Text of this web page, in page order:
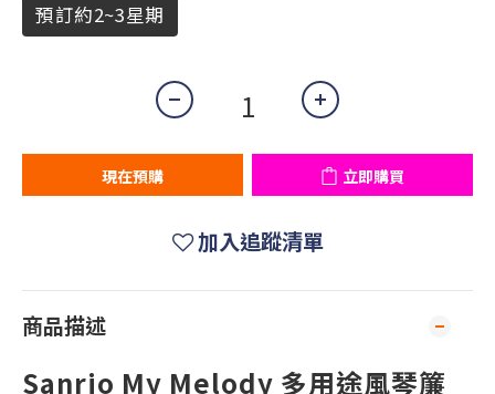
預訂約2~3星期
現在預購 立即購買
加入追蹤清單
商品描述
Sanrio My Melody 多用途風琴簾